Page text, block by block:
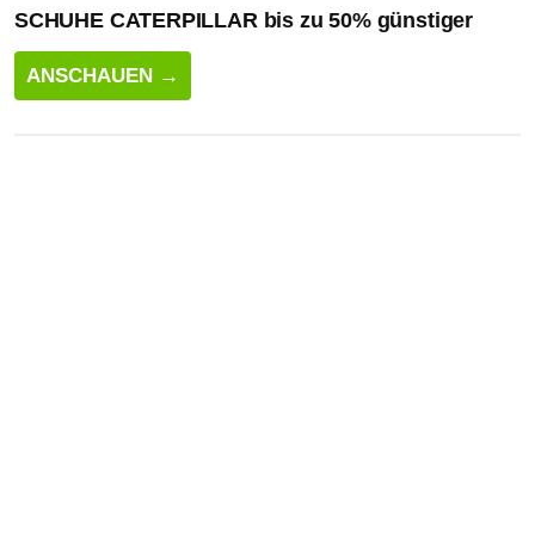
SCHUHE CATERPILLAR bis zu 50% günstiger
ANSCHAUEN →